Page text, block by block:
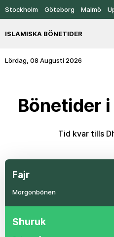
Stockholm Göteborg Malmö
ISLAMISKA BÖNETIDER
Lördag, 08 Augusti 2026
Bönetider
Tid kvar tills
Fajr
Morgonbönen
Shuruk